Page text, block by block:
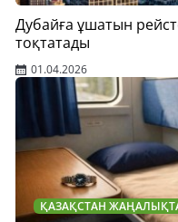
Дубайға ұшатын
тоқтатады
01.04.2026
ҚАЗАҚСТАН